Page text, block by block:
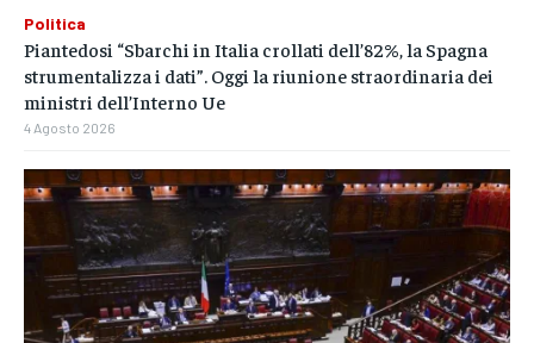
Politica
Piantedosi “Sbarchi in Italia crollati dell’82%, la Spagna
strumentalizza i dati”. Oggi la riunione straordinaria dei
ministri dell’Interno Ue
4 Agosto 2026